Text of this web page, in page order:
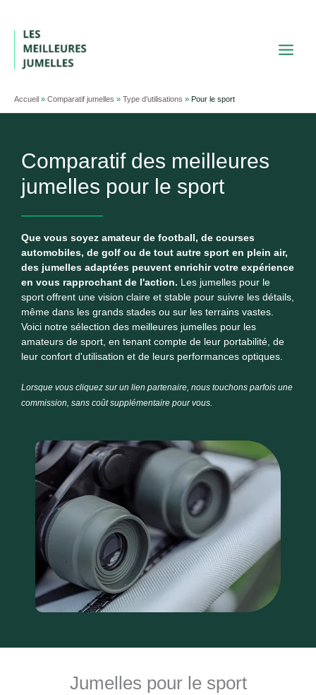
contenu
Accueil » Comparatif jumelles » Type d’utilisations » Pour le sport
Comparatif des meilleures
jumelles pour le sport
Que vous soyez amateur de football, de courses
automobiles, de golf ou de tout autre sport en plein air,
des jumelles adaptées peuvent enrichir votre expérience
en vous rapprochant de l'action. Les jumelles pour le
sport offrent une vision claire et stable pour suivre les détails,
même dans les grands stades ou sur les terrains vastes.
Voici notre sélection des meilleures jumelles pour les
amateurs de sport, en tenant compte de leur portabilité, de
leur confort d'utilisation et de leurs performances optiques.
Lorsque vous cliquez sur un lien partenaire, nous touchons parfois une
commission, sans coût supplémentaire pour vous.
Jumelles pour le sport